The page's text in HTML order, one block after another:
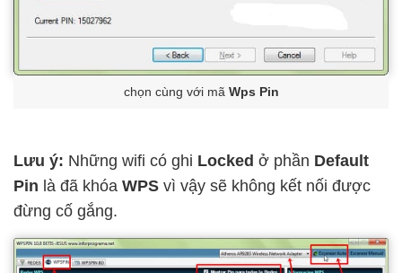
chọn cùng với mã Wps Pin
Lưu ý: Những wifi có ghi Locked ở phần Default
Pin là đã khóa WPS vì vậy sẽ không kết nối được
đừng cố gắng.